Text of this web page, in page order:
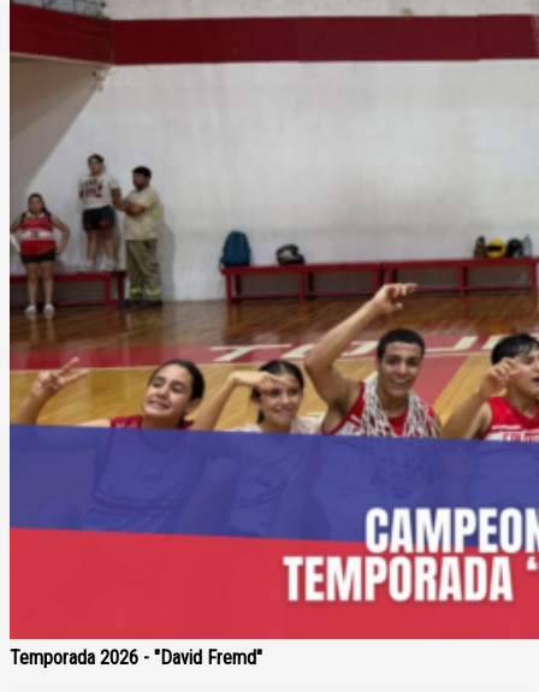
Temporada 2026 - "David Fremd"